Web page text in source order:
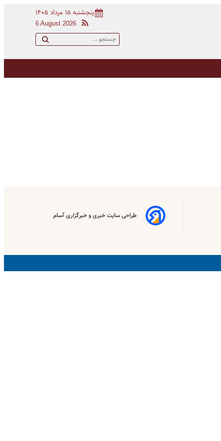
پنجشنبه ۱۵ مرداد ۱۴۰۵
6 August 2026
طراحی سایت خبری و خبرگزاری آسام